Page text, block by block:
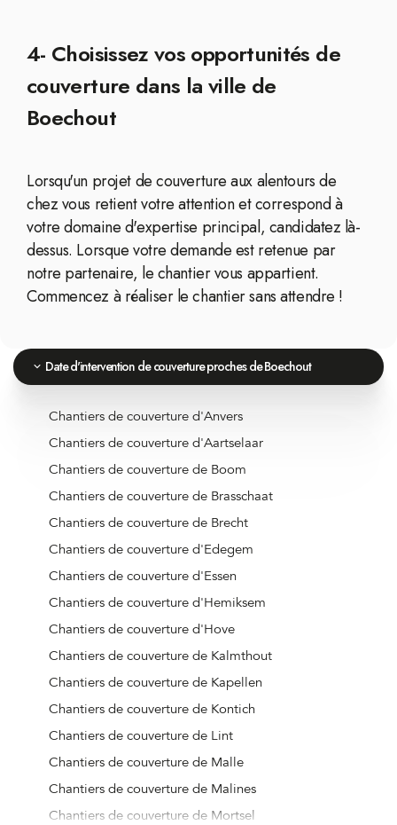
4- Choisissez vos opportunités de
couverture dans la ville de
Boechout
Lorsqu'un projet de couverture aux alentours de
chez vous retient votre attention et correspond à
votre domaine d'expertise principal, candidatez là-
dessus. Lorsque votre demande est retenue par
notre partenaire, le chantier vous appartient.
Commencez à réaliser le chantier sans attendre !
Date d'intervention de couverture proches de Boechout
Chantiers de couverture d'Anvers
Chantiers de couverture d'Aartselaar
Chantiers de couverture de Boom
Chantiers de couverture de Brasschaat
Chantiers de couverture de Brecht
Chantiers de couverture d'Edegem
Chantiers de couverture d'Essen
Chantiers de couverture d'Hemiksem
Chantiers de couverture d'Hove
Chantiers de couverture de Kalmthout
Chantiers de couverture de Kapellen
Chantiers de couverture de Kontich
Chantiers de couverture de Lint
Chantiers de couverture de Malle
Chantiers de couverture de Malines
Chantiers de couverture de Mortsel